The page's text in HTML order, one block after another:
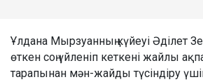
Ұлдана Мырзуанның күйеуі Әділет
өткен соң үйленіп кеткені жайлы
тарапынан мән-жайды түсіндіру